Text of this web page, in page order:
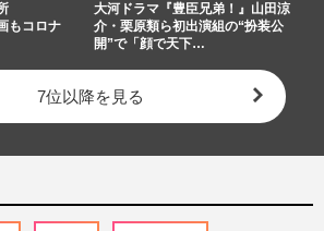
もコロナ
大河ドラマ『豊臣兄弟！』山田涼
介・栗原類ら初出演組の“扮装公
開”で「顔で天下…
7位以降を見る